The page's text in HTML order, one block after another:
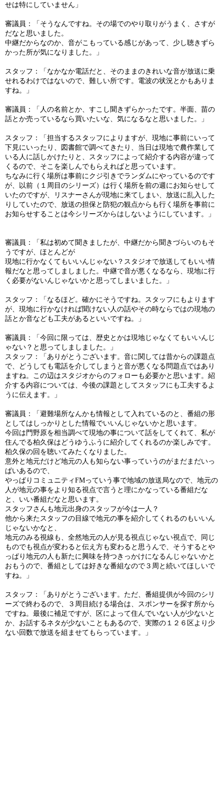
せは特にしていません」
審議員：「そうなんですね。その場でのやり取りがうまく、さすが
だなと思いました。
中継だからなのか、音がこもっている感じがあって、少し聴きずら
かった所が気になりました。」
スタッフ：「なかなか電話だと、そのままのきれいな音が放送に乗
せれるわけではないので、難しい所です。電波の状況とかもありま
すね。」
審議員：「人の名前とか、すこし聞きずらかったです。半面、苗の
話とか売っているなら買いたいな、気になるなと思いました。」
スタッフ：「担当するスタッフによりますが、現地に事前にいって
下見にいったり、図書館で調べてきたり、当日は現地で農作業して
いる人に話しかけたりと、スタッフによって紹介する内容が違って
くるので、そこを楽しんでもらえればと思っています。
ちなみに行く場所は事前にクジ引きでランダムにやっているのです
が、以前（１周目のシリーズ）は行く場所を前の週にお知らせして
いたのですが、リスナーさんが現地に来てしまい、放送に乱入した
りしていたので、放送の担保と防犯の観点からも行く場所を事前に
お知らせすることは今シリーズからはしないようにしています。」
審議員：「私は初めて聞きましたが、中継だから聞きづらいのもそ
うですが、ほとんどが
現地に行かなくてもいいんじゃない？スタジオで放送してもいい情
報だなと思ってしましました。中継で音が悪くなるなら、現地に行
く必要がないんじゃないかと思ってしまいました。」
スタッフ：「なるほど。確かにそうですね。スタッフにもよります
が、現地に行かなければ聞けない人の話やその時ならではの現地の
話とか音なども工夫があるといいですね。」
審議員：「今回に限っては、歴史とかは現地じゃなくてもいいんじ
ゃない？と思ってしましました。」
スタッフ：「ありがとうございます。音に関しては昔からの課題点
で、どうしても電話を介してしまうと音が悪くなる問題点ではあり
ますね。この辺はスタジオからのフォローも必要かと思います。紹
介する内容については、今後の課題としてスタッフにも工夫するよ
うに伝えます。」
審議員：「避難場所なんかも情報として入れているのと、番組の形
としてはしっかりとした情報でいいんじゃないかと思います。
今回は門野原を相当調べて現地の事について話をしてくれて、私が
住んでる柏久保はどうゆうふうに紹介してくれるのか楽しみです。
柏久保の回を聴いてみたくなりました。
意外と地元だけど地元の人も知らない事っていうのがまだまだいっ
ぱいあるので、
やっぱりコミュニティ FMっていう事で地域の放送局なので、地元の
人が地元の事をより知る視点で言うと理にかなっている番組だな
と、いい番組だなと思います。
スタッフさんも地元出身のスタッフが今は一人？
他から来たスタッフの目線で地元の事を紹介してくれるのもいいん
じゃないかなと、
地元のみる視線も、全然地元の人が見る視点じゃない視点で、同じ
ものでも視点が変わると伝え方も変わると思うんで、そうするとや
っぱり地元の人も新たに興味を持つきっかけになるんじゃないかと
おもうので、番組としては好きな番組なので３周と続いてほしいで
すね。」
スタッフ：「ありがとうございます。ただ、番組提供が今回のシリ
ーズで終わるので、３周目続ける場合は、スポンサーを探す所から
ですね。最後に補足ですが、区によって住んでいない人が少ないと
か、お話するネタが少ないこともあるので、実際の１２６区より少
ない回数で放送を組ませてもらっています。」